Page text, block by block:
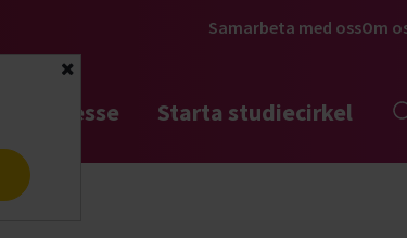
Stäng
Samarbeta med ossOm
intresse Starta studiecirkel